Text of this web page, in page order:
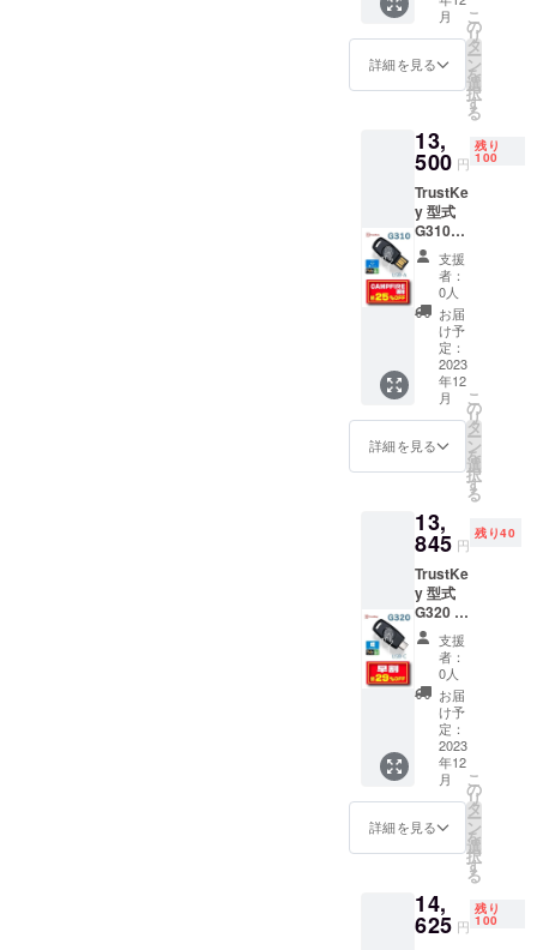
月
詳細を見る
こ
の
リ
タ
ー
ン
を
選
択
す
る
13,
500 円
残り
100
TrustKe
y 型式
G310
CAMPF
IRE割
25％OF
F 一般
販売予
定価格
18,000
円 税送
料込み
支援
者：
0人
お届
け予
定：
2023
年12
月
詳細を見る
こ
の
リ
タ
ー
ン
を
選
択
す
る
13,
845 円
残り40
TrustKe
y 型式
G320 早
割
29％OF
F 一般
販売予
定価格
19,500
円 税送
料込み
支援
者：
0人
お届
け予
定：
2023
年12
月
詳細を見る
こ
の
リ
タ
ー
ン
を
選
択
す
る
14,
625 円
残り
100